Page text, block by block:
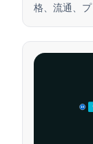
格、流通、
15